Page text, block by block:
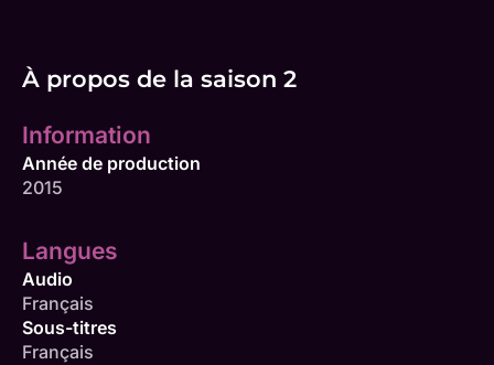
À propos de la saison 2
Information
Année de production
2015
Langues
Audio
Français
Sous-titres
Français